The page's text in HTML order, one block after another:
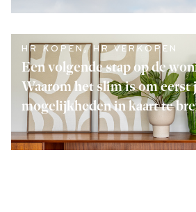
HR KOPEN, HR VERKOPEN
Een volgende stap op de
Waarom het slim is om eerst
mogelijkheden in kaart te